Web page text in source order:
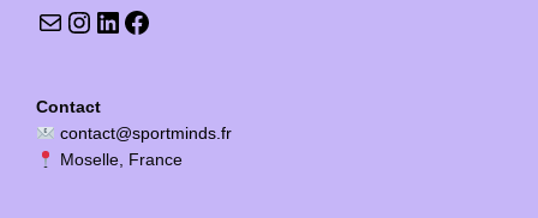
Contact
contact@sportminds.fr
Moselle, France